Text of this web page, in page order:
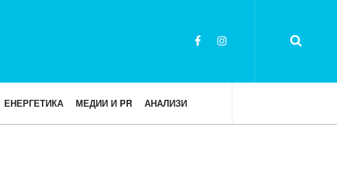
ЕНЕРГЕТИКА МЕДИИ И PR АНАЛИЗИ